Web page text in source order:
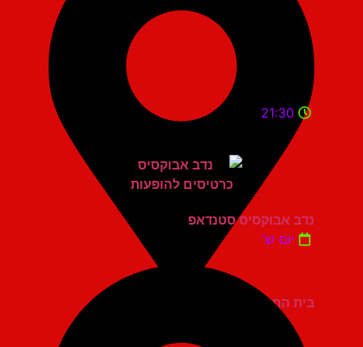
בית החייל תל אביב
21:30
נדב אבוקסיס סטנדאפ
יום ש'